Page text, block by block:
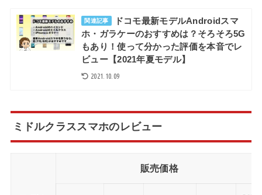
関連記事
ドコモ最新モデルAndroidスマ
ホ・ガラケーのおすすめは？そろそろ5G
もあり！使って分かった評価を本音でレ
ビュー【2021年夏モデル】
2021.10.09
ミドルクラススマホのレビュー
販売価格